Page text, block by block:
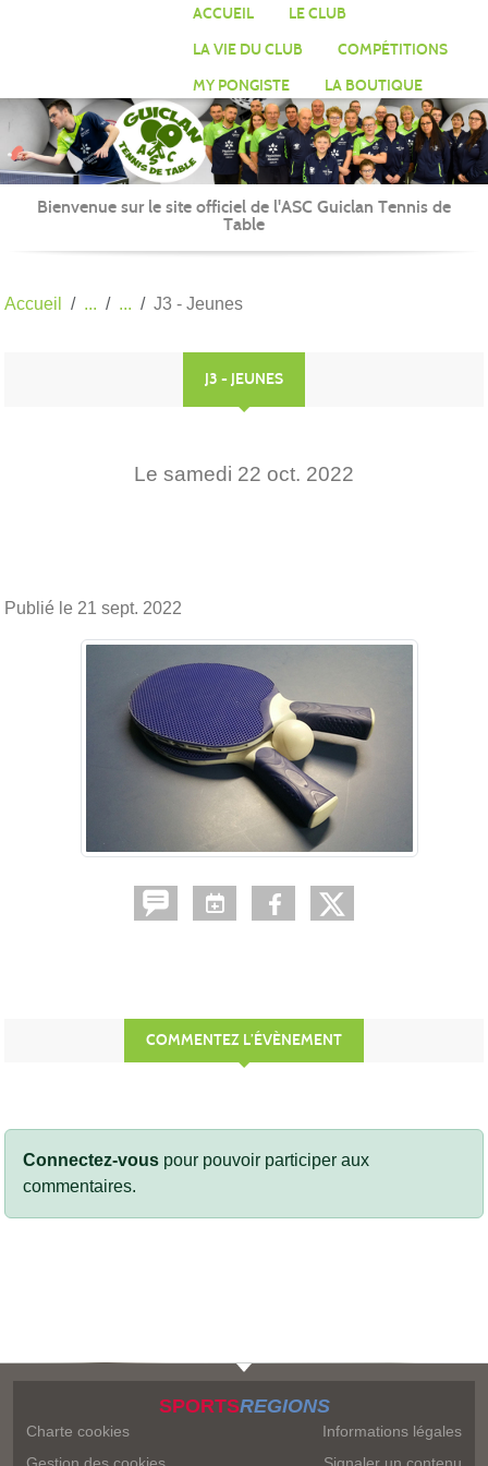
ACCUEIL
LE CLUB
LA VIE DU CLUB
COMPÉTITIONS
MY PONGISTE
LA BOUTIQUE
Bienvenue sur le site officiel de l'ASC Guiclan Tennis de
Table
Accueil J3 - Jeunes
J3 - JEUNES
Le samedi 22 oct. 2022
Publié le 21 sept. 2022
COMMENTEZ L’ÉVÈNEMENT
Connectez-vous pour pouvoir participer aux
commentaires.
SPORTSREGIONS
Charte cookies
Informations légales
Panneau de gestion des cookies